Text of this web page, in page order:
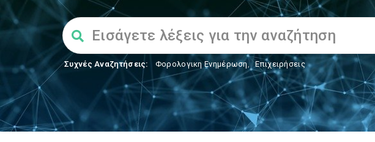
Συχνές Αναζητήσεις: Φορολογικη Ενημέρωση, Επιχειρήσεις